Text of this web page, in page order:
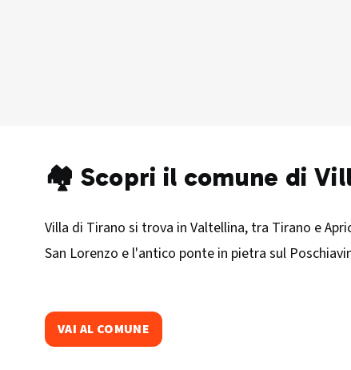
🏘️ Scopri il comune di
Villa di Tirano si trova in Valtellina, tra Tirano e
San Lorenzo e l'antico ponte in pietra sul
VAI AL COMUNE